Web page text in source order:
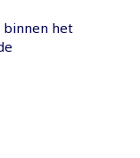
binnen het